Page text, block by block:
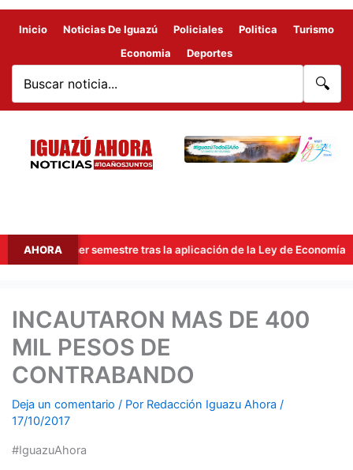
Inicio Noticias De Iguazú Policiales Politica
Turismo
Economia
Deportes
🔍
AHORA
primer semestre tras la aplicación de la Ley de Economía del
INCAUTARON MAS DE 400
MIL PESOS DE
CONTRABANDO
Deja un comentario / Por Redacción Iguazu Ahora /
17/10/2017
#IguazuAhora